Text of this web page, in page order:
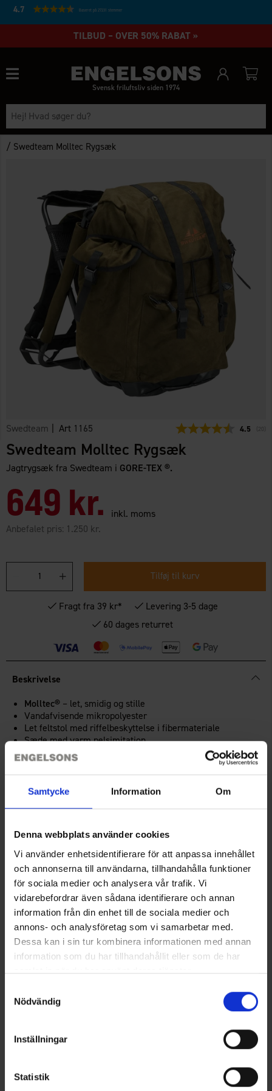
Samtycke Information Om
Denna webbplats använder cookies
Vi använder enhetsidentifierare för att anpassa innehållet
och annonserna till användarna, tillhandahålla funktioner
för sociala medier och analysera vår trafik. Vi
vidarebefordrar även sådana identifierare och annan
information från din enhet till de sociala medier och
annons- och analysföretag som vi samarbetar med.
Dessa kan i sin tur kombinera informationen med annan
information som du har tillhandahållit eller som de har
samlat in när du har använt deras tjänster.
Nödvändig
Inställningar
Statistik
4.7 Baseret på 27231 stemmer
TILBUD – OVER 50% RABAT »
Svensk friluftsliv siden 1974
/ Swedteam Molltec Rygsæk
Swedteam | Art 1165 4.5 20
Swedteam Molltec Rygsæk
Jagtrygsæk fra Swedteam i GORE-TEX ®.
649 kr.
inkl. moms
Anbefalet pris: 1.250 kr.
Tilføj til kurv
Fragt fra 39 kr*
Levering 3-5 dage
60 dages returret
Beskrivelse
Molltec® – let, smidig og stille
Vandafvisende mikropolyester
Let feltstol med riffelbeskyttelse i fibermateriale
Sæde med varm pelsimitation
Fugtafvisende bund i PU-læder
Brede, polstrede bæreremme
Mange lommer
Anmeldelser
Du har måske også brug for
Fra35 kr.